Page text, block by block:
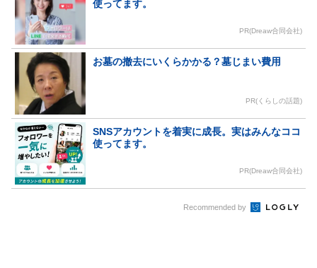
使ってます。
PR(Dreaw合同会社)
お墓の撤去にいくらかかる？墓じまい費用
PR(くらしの話題)
SNSアカウントを着実に成長。実はみんなココ
使ってます。
PR(Dreaw合同会社)
Recommended by